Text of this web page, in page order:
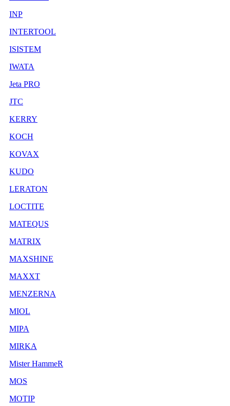
INP
INTERTOOL
ISISTEM
IWATA
Jeta PRO
JTC
KERRY
KOCH
KOVAX
KUDO
LERATON
LOCTITE
MATEQUS
MATRIX
MAXSHINE
MAXXT
MENZERNA
MIOL
MIPA
MIRKA
Mister HammeR
MOS
MOTIP